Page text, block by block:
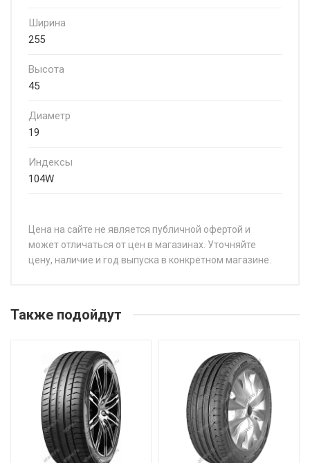
Ширина
255
Высота
45
Диаметр
19
Индексы
104W
Цена на сайте не является публичной офертой и
может отличаться от цен в магазинах. Уточняйте
цену, наличие и год выпуска в конкретном магазине.
Michelin E PRIMACY 155/60R20 80Q
Michelin E PRIMACY 195/60R18 96H
Michelin E PRIMACY 225/45R21 95W
Michelin E PRIMACY 225/55R19 103V
Также подойдут